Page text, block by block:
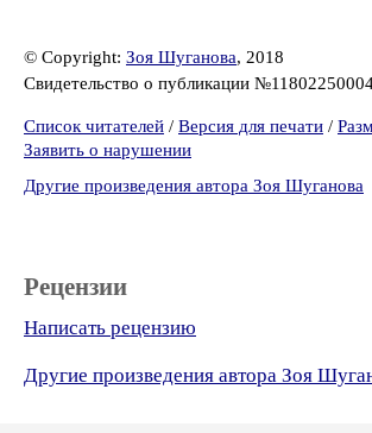
© Copyright: Зоя Шуганова, 2018
Свидетельство о публикации
Список читателей / Версия для печати /
Заявить о нарушении
Другие произведения автора Зоя Шуганова
Рецензии
Написать рецензию
Другие произведения автора Зоя